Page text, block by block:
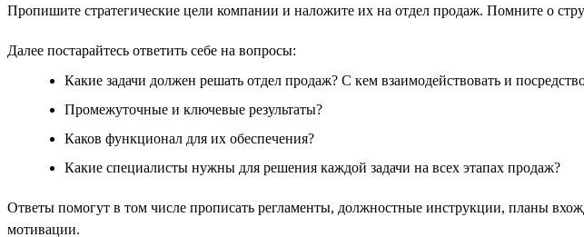
Пропишите стратегические цели компании и наложите их на отдел продаж. Помните о
Далее постарайтесь ответить себе на вопросы:
Какие задачи должен решать отдел продаж? С кем взаимодействовать и
Промежуточные и ключевые результаты?
Каков функционал для их обеспечения?
Какие специалисты нужны для решения каждой задачи на всех этапах продаж?
Ответы помогут в том числе прописать регламенты, должностные инструкции, планы
мотивации.